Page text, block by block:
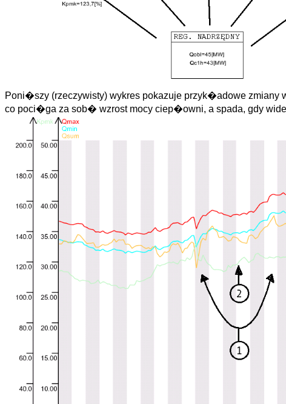
Poni�szy (rzeczywisty) wykres pokazuje przyk�adowe
co poci�ga za sob� wzrost mocy ciep�owni, a spada, gdy